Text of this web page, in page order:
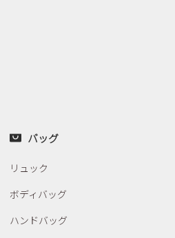
バッグ
リュック
ボディバッグ
ハンドバッグ